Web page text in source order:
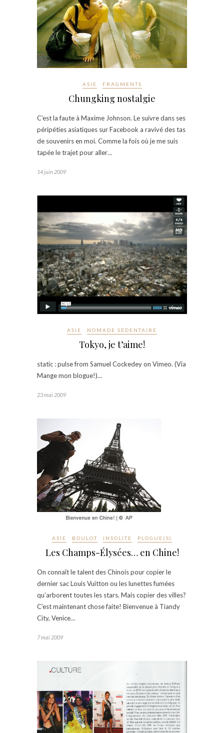
ASIE FRAGMENTS
Chungking nostalgie
C’est la faute à Maxime Johnson. Le suivre dans ses
péripéties asiatiques sur Facebook a ravivé des tas
de souvenirs en moi. Comme la fois où je me suis
tapée le trajet pour aller…
14 juin 2009
ASIE NOMADE SÉDENTAIRE
Tokyo, je t’aime!
static : pulse from Samuel Cockedey on Vimeo. (Via
Mange mon blogue!)…
23 mai 2009
ASIE BOULOT INSOLITE PLOGUE(S)
Les Champs-Élysées… en Chine!
On connaît le talent des Chinois pour copier le
dernier sac Louis Vuitton ou les lunettes fumées
qu’arborent toutes les stars. Mais copier des villes?
C’est maintenant chose faite! Bienvenue à Tiandy
City, Venice…
7 mai 2009